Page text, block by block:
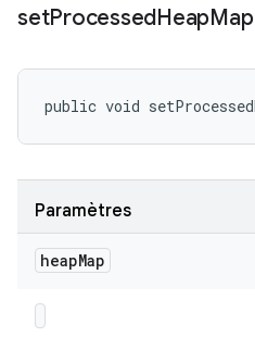
setProcessedHeapMap
public void
Paramètres
heapMap